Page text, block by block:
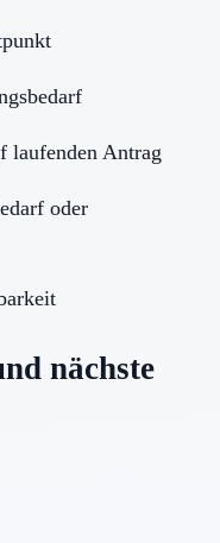
laufenden Antrag
oder
nächste